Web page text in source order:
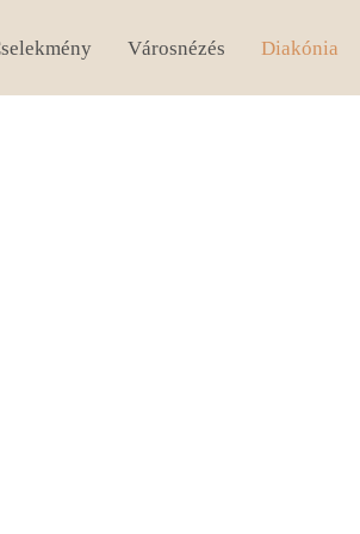
Városnézés Diakónia